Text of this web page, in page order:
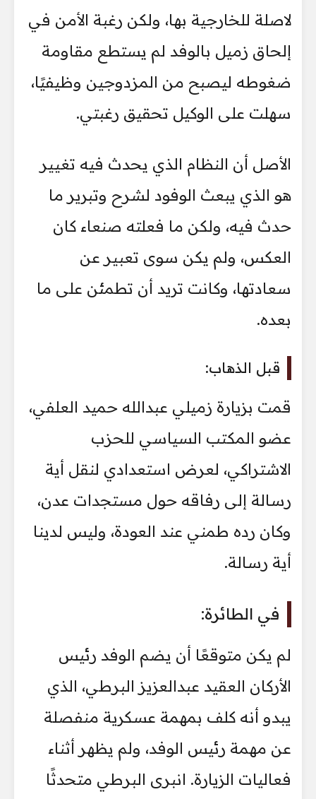
لاصلة للخارجية بها، ولكن رغبة الأمن في
إلحاق زميل بالوفد لم يستطع مقاومة
ضغوطه ليصبح من المزدوجين وظيفيًا،
سهلت على الوكيل تحقيق رغبتي.
الأصل أن النظام الذي يحدث فيه تغيير
هو الذي يبعث الوفود لشرح وتبرير ما
حدث فيه، ولكن ما فعلته صنعاء كان
العكس، ولم يكن سوى تعبير عن
سعادتها، وكانت تريد أن تطمئن على ما
بعده.
قبل الذهاب:
قمت بزيارة زميلي عبدالله حميد العلفي،
عضو المكتب السياسي للحزب
الاشتراكي، لعرض استعدادي لنقل أية
رسالة إلى رفاقه حول مستجدات عدن،
وكان رده طمني عند العودة، وليس لدينا
أية رسالة.
في الطائرة:
لم يكن متوقعًا أن يضم الوفد رئيس
الأركان العقيد عبدالعزيز البرطي، الذي
يبدو أنه كلف بمهمة عسكرية منفصلة
عن مهمة رئيس الوفد، ولم يظهر أثناء
فعاليات الزيارة. انبرى البرطي متحدثًا